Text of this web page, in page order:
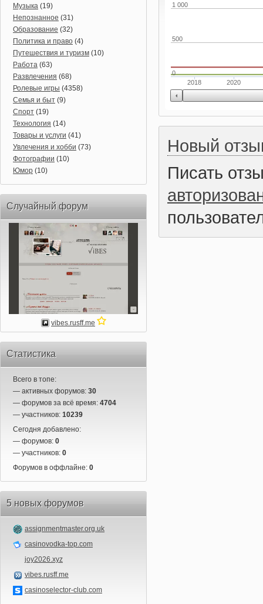
Музыка (19)
Непознанное (31)
Образование (32)
Политика и право (4)
Путешествия и туризм (10)
Работа (63)
Развлечения (68)
Ролевые игры (4358)
Семья и быт (9)
Спорт (19)
Технология (14)
Товары и услуги (41)
Увлечения и хобби (73)
Фотографии (10)
Юмор (10)
Случайный форум
vibes.rusff.me
Статистика
Всего в топе:
— активных форумов: 30
— форумов за всё время: 4704
— участников: 10239
Сегодня добавлено:
— форумов: 0
— участников: 0
Форумов в оффлайне: 0
5 новых форумов
assignmentmaster.org.uk
casinovodka-top.com
joy2026.xyz
vibes.rusff.me
casinoselector-club.com
2018 2020
0
500
1 000
Новый
Писать